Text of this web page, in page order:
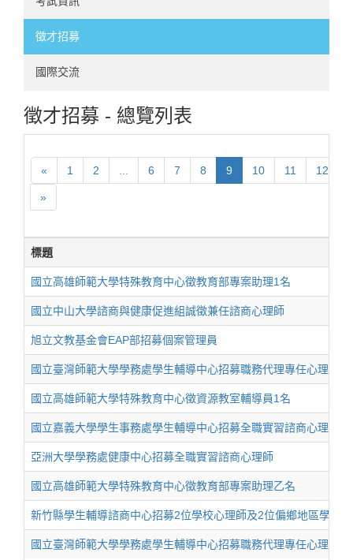
徵才招募
國際交流
徵才招募 - 總覽列表
« 1 2 6 7 8 9 10 11 12
»
標題
國立高雄師範大學特殊教育中心徵教育部專案助理1名
國立中山大學諮商與健康促進組誠徵兼任諮商心理師
旭立文教基金會EAP部招募個案管理員
國立臺灣師範大學學務處學生輔導中心招募職務代理專任心理師
國立高雄師範大學特殊教育中心徵資源教室輔導員1名
國立嘉義大學學生事務處學生輔導中心招募全職實習諮商心理師
亞洲大學學務處健康中心招募全職實習諮商心理師
國立高雄師範大學特殊教育中心徵教育部專案助理乙名
新竹縣學生輔導諮商中心招募2位學校心理師及2位偏鄉地區學校
國立臺灣師範大學學務處學生輔導中心招募職務代理專任心理師